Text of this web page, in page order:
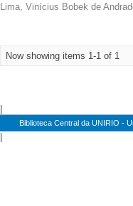
Lima, Vinícius Bobek de
Now showing items 1-1 of 1
Biblioteca Central da UNIRIO -